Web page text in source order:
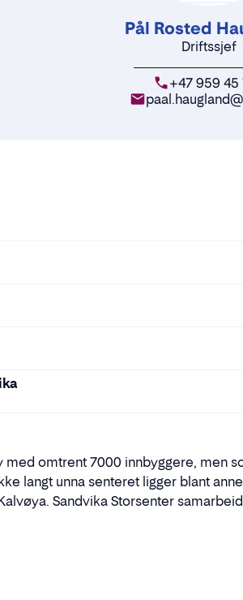
Pål Rosted
Driftssjef
+47 959 45
med omtrent 7000 innbyggere,
langt unna senteret ligger blant
Sandvika Storsenter